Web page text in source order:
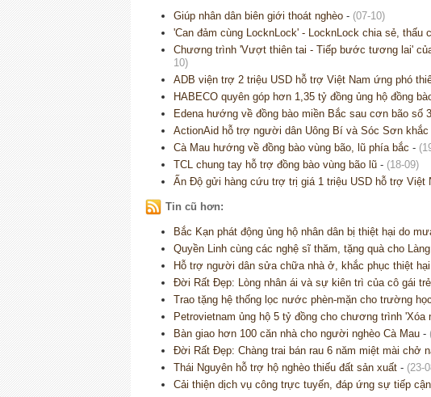
Giúp nhân dân biên giới thoát nghèo - (07-10)
'Can đảm cùng LocknLock' - LocknLock chia sẻ, thấu
Chương trình 'Vượt thiên tai - Tiếp bước tương lai'
10)
ADB viện trợ 2 triệu USD hỗ trợ Việt Nam ứng phó
HABECO quyên góp hơn 1,35 tỷ đồng ủng hộ đồng
Edena hướng về đồng bào miền Bắc sau cơn bão số 3
ActionAid hỗ trợ người dân Uông Bí và Sóc Sơn khắc
Cà Mau hướng về đồng bào vùng bão, lũ phía bắc -
TCL chung tay hỗ trợ đồng bào vùng bão lũ - (18-09)
Ấn Độ gửi hàng cứu trợ trị giá 1 triệu USD hỗ trợ Việt
Tin cũ hơn:
Bắc Kạn phát động ủng hộ nhân dân bị thiệt hại do
Quyền Linh cùng các nghệ sĩ thăm, tặng quà cho
Hỗ trợ người dân sửa chữa nhà ở, khắc phục thiệt
Đời Rất Đẹp: Lòng nhân ái và sự kiên trì của cô gái
Trao tặng hệ thống lọc nước phèn-mặn cho trường
Petrovietnam ủng hộ 5 tỷ đồng cho chương trình 'Xóa
Bàn giao hơn 100 căn nhà cho người nghèo Cà Mau -
Đời Rất Đẹp: Chàng trai bán rau 6 năm miệt mài chở
Thái Nguyên hỗ trợ hộ nghèo thiếu đất sản xuất - (23-
Cải thiện dịch vụ công trực tuyến, đáp ứng sự tiếp